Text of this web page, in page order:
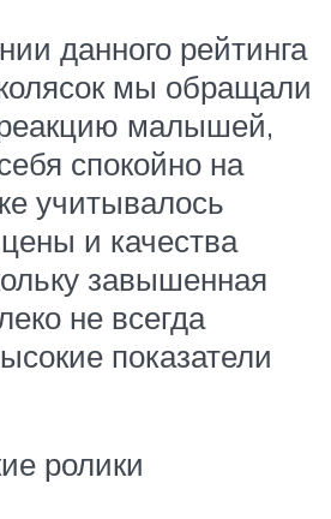
данного рейтинга
мы обращали
малышей,
спокойно на
учитывалось
и качества
завышенная
не всегда
показатели
ролики